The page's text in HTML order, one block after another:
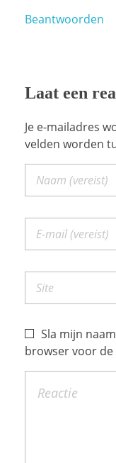
Beantwoorden
Laat een
Je e-mailadres
velden worden
Sla mijn
browser voor de